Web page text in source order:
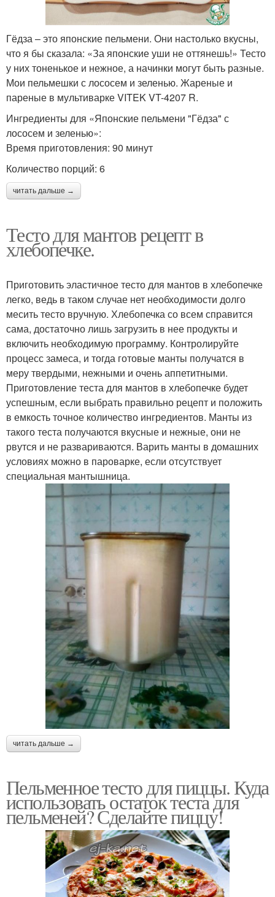
Гёдза – это японские пельмени. Они настолько вкусны,
что я бы сказала: «За японские уши не оттянешь!» Тесто
у них тоненькое и нежное, а начинки могут быть разные.
Мои пельмешки с лососем и зеленью. Жареные и
пареные в мультиварке VITEK VT-4207 R.
Ингредиенты для «Японские пельмени "Гёдза" с
лососем и зеленью»:
Время приготовления: 90 минут
Количество порций: 6
читать дальше →
Тесто для мантов рецепт в
хлебопечке.
Приготовить эластичное тесто для мантов в хлебопечке
легко, ведь в таком случае нет необходимости долго
месить тесто вручную. Хлебопечка со всем справится
сама, достаточно лишь загрузить в нее продукты и
включить необходимую программу. Контролируйте
процесс замеса, и тогда готовые манты получатся в
меру твердыми, нежными и очень аппетитными.
Приготовление теста для мантов в хлебопечке будет
успешным, если выбрать правильно рецепт и положить
в емкость точное количество ингредиентов. Манты из
такого теста получаются вкусные и нежные, они не
рвутся и не развариваются. Варить манты в домашних
условиях можно в пароварке, если отсутствует
специальная мантышница.
читать дальше →
Пельменное тесто для пиццы. Куда
использовать остаток теста для
пельменей? Сделайте пиццу!